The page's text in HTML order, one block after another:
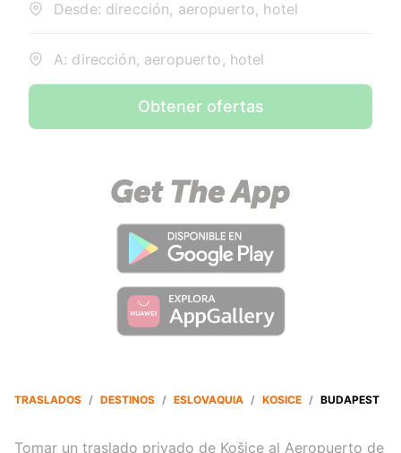
Desde: dirección, aeropuerto, hotel
A: dirección, aeropuerto, hotel
Obtener ofertas
TRASLADOS / DESTINOS / ESLOVAQUIA / KOSICE / BUDAPEST
Tomar un traslado privado de Košice al Aeropuerto de